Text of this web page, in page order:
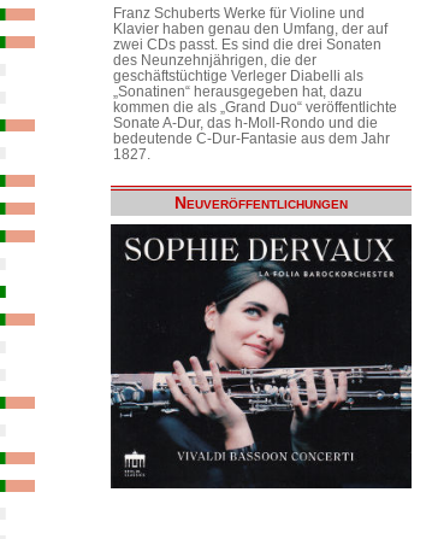
Franz Schuberts Werke für Violine und
Klavier haben genau den Umfang, der auf
zwei CDs passt. Es sind die drei Sonaten
des Neunzehnjährigen, die der
geschäftstüchtige Verleger Diabelli als
„Sonatinen“ herausgegeben hat, dazu
kommen die als „Grand Duo“ veröffentlichte
Sonate A-Dur, das h-Moll-Rondo und die
bedeutende C-Dur-Fantasie aus dem Jahr
1827.
Neuveröffentlichungen